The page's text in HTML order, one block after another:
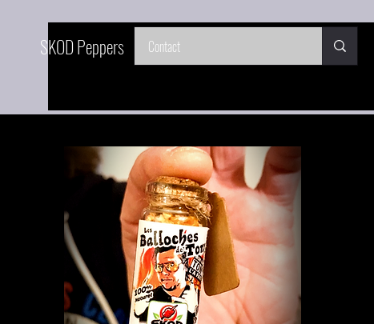
SKOD Peppers Contact